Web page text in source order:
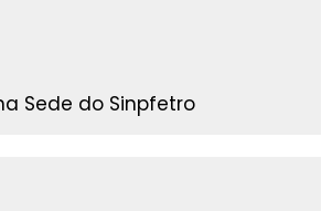
Sede do Sinpfetro